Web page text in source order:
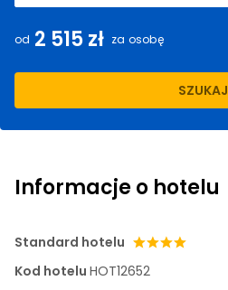
od 2 515 zł za osobę
SZUKAJ
Informacje o hotelu
Standard hotelu
Kod hotelu HOT12652